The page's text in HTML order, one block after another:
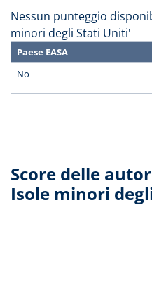
Nessun punteggio
minori degli Stati Uniti'
Paese EASA
No
Score delle
Isole minori